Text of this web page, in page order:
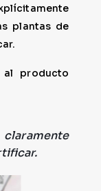
plantas de
al producto